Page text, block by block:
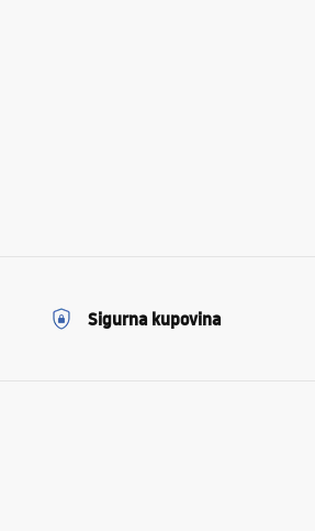
Sigurna kupovina